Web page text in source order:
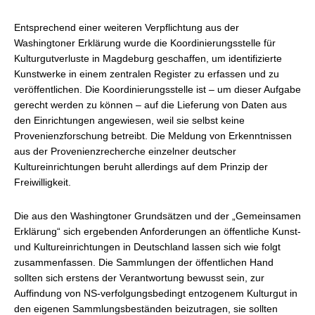
Entsprechend einer weiteren Verpflichtung aus der
Washingtoner Erklärung wurde die Koordinierungsstelle für
Kulturgutverluste in Magdeburg geschaffen, um identifizierte
Kunstwerke in einem zentralen Register zu erfassen und zu
veröffentlichen. Die Koordinierungsstelle ist – um dieser Aufgabe
gerecht werden zu können – auf die Lieferung von Daten aus
den Einrichtungen angewiesen, weil sie selbst keine
Provenienzforschung betreibt. Die Meldung von Erkenntnissen
aus der Provenienzrecherche einzelner deutscher
Kultureinrichtungen beruht allerdings auf dem Prinzip der
Freiwilligkeit.
Die aus den Washingtoner Grundsätzen und der „Gemeinsamen
Erklärung“ sich ergebenden Anforderungen an öffentliche Kunst-
und Kultureinrichtungen in Deutschland lassen sich wie folgt
zusammenfassen. Die Sammlungen der öffentlichen Hand
sollten sich erstens der Verantwortung bewusst sein, zur
Auffindung von NS-verfolgungsbedingt entzogenem Kulturgut in
den eigenen Sammlungsbeständen beizutragen, sie sollten